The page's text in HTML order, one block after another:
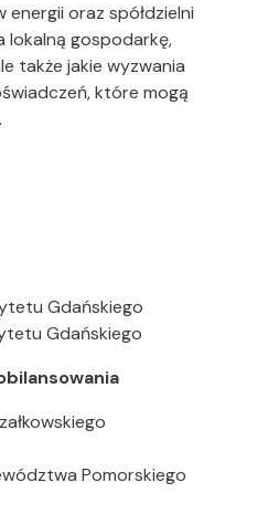
oraz spółdzielni
lokalną gospodarkę,
także jakie wyzwania
które mogą
Gdańskiego
Gdańskiego
Pomorskiego